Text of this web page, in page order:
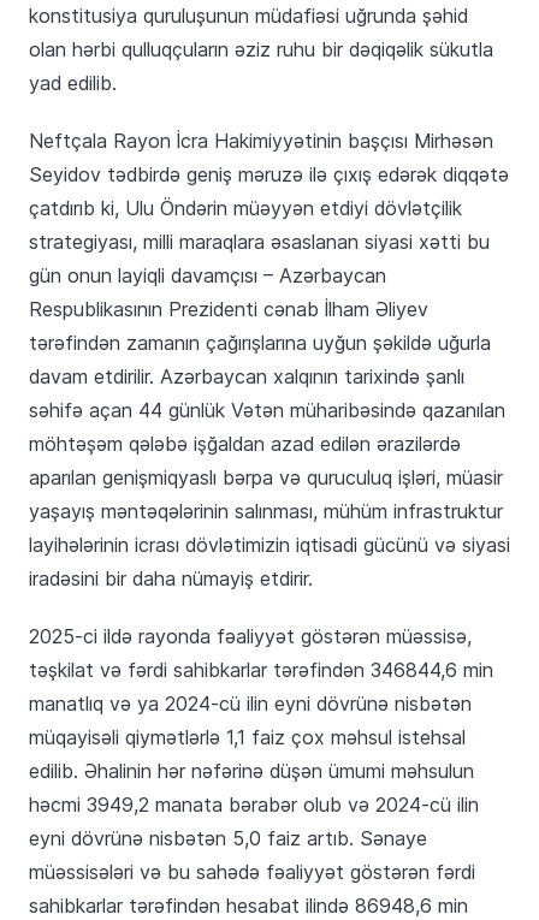
konstitusiya quruluşunun müdafiəsi uğrunda şəhid
olan hərbi qulluqçuların əziz ruhu bir dəqiqəlik sükutla
yad edilib.
Neftçala Rayon İcra Hakimiyyətinin başçısı Mirhəsən
Seyidov tədbirdə geniş məruzə ilə çıxış edərək diqqətə
çatdırıb ki, Ulu Öndərin müəyyən etdiyi dövlətçilik
strategiyası, milli maraqlara əsaslanan siyasi xətti bu
gün onun layiqli davamçısı – Azərbaycan
Respublikasının Prezidenti cənab İlham Əliyev
tərəfindən zamanın çağırışlarına uyğun şəkildə uğurla
davam etdirilir. Azərbaycan xalqının tarixində şanlı
səhifə açan 44 günlük Vətən müharibəsində qazanılan
möhtəşəm qələbə işğaldan azad edilən ərazilərdə
aparılan genişmiqyaslı bərpa və quruculuq işləri, müasir
yaşayış məntəqələrinin salınması, mühüm infrastruktur
layihələrinin icrası dövlətimizin iqtisadi gücünü və siyasi
iradəsini bir daha nümayiş etdirir.
2025-ci ildə rayonda fəaliyyət göstərən müəssisə,
təşkilat və fərdi sahibkarlar tərəfindən 346844,6 min
manatlıq və ya 2024-cü ilin eyni dövrünə nisbətən
müqayisəli qiymətlərlə 1,1 faiz çox məhsul istehsal
edilib. Əhalinin hər nəfərinə düşən ümumi məhsulun
həcmi 3949,2 manata bərabər olub və 2024-cü ilin
eyni dövrünə nisbətən 5,0 faiz artıb. Sənaye
müəssisələri və bu sahədə fəaliyyət göstərən fərdi
sahibkarlar tərəfindən hesabat ilində 86948,6 min